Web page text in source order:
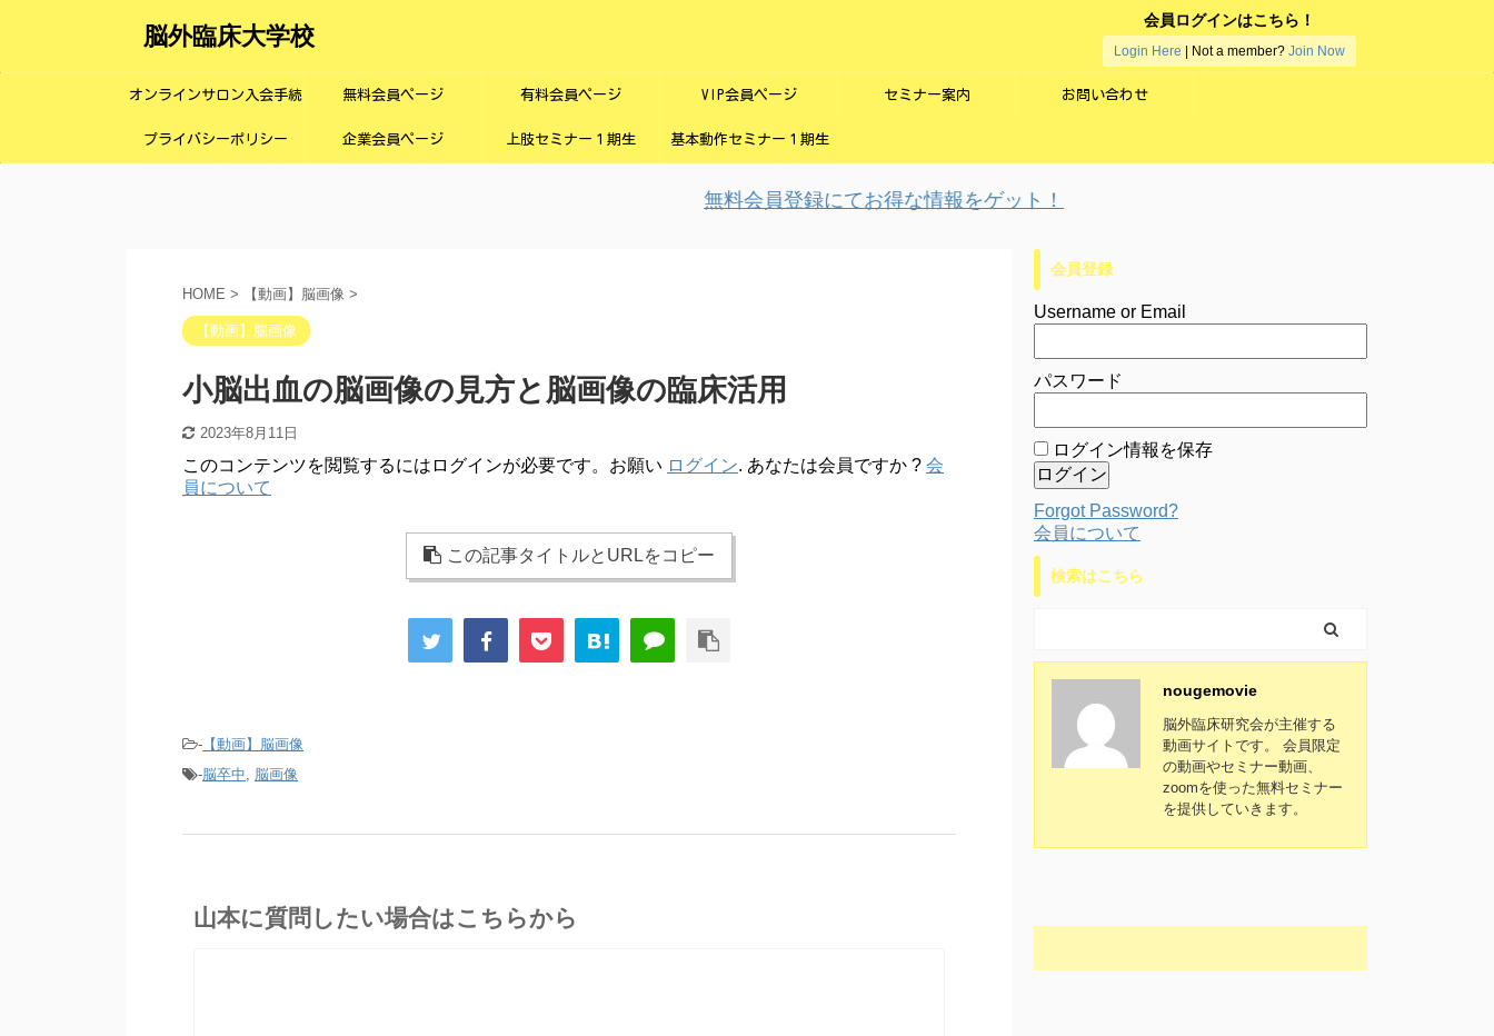
脳外臨床大学校
会員ログインはこちら！
Login Here | Not a member? Join Now
オンラインサロン入会手続
き画面
無料会員ページ 有料会員ページ VIP会員ページ セミナー案内 お問い合わせ
プライバシーポリシー 企業会員ページ 上肢セミナー１期生 基本動作セミナー１期生
無料会員登録にてお得な情報をゲット！
HOME > 【動画】脳画像 >
【動画】脳画像
小脳出血の脳画像の見方と脳画像の臨床活用
2023年8月11日
このコンテンツを閲覧するにはログインが必要です。お願い ログイン. あなたは会員ですか ? 会
員について
この記事タイトルとURLをコピー
- 【動画】脳画像
-脳卒中, 脳画像
山本に質問したい場合はこちらから
会員登録
Username or Email
パスワード
ログイン情報を保存
Forgot Password?
会員について
検索はこちら
nougemovie
脳外臨床研究会が主催する
動画サイトです。 会員限定
の動画やセミナー動画、
zoomを使った無料セミナー
を提供していきます。